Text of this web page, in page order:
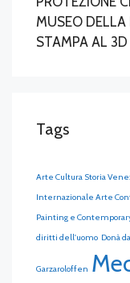
MUSEO
STAMPA AL 3D
Tags
Arte Cultura Storia
Internazionale Arte
Painting e
diritti dell'uomo Donà
Garzaroloffen